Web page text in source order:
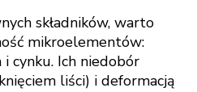
składników, warto
mikroelementów:
i cynku. Ich niedobór
liści) i deformacją